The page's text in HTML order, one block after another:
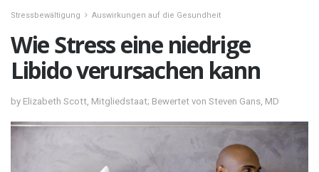
Stressbewältigung Auswirkungen auf die Gesundheit
Wie Stress eine niedrige
Libido verursachen kann
by Elizabeth Scott, Mitgliedstaat; Bewertet von Steven Gans, MD